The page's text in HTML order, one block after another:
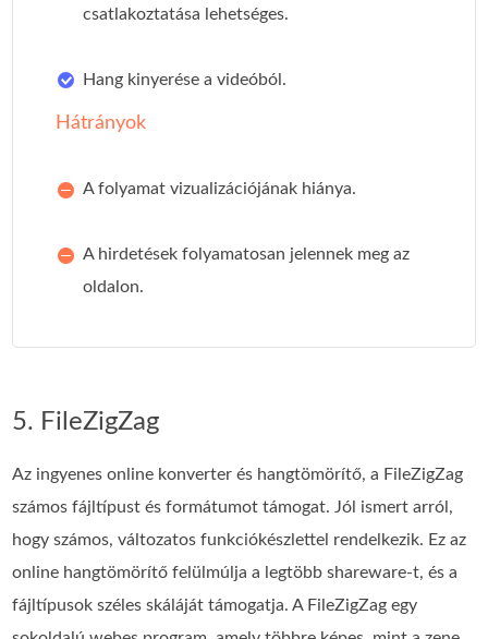
csatlakoztatása lehetséges.
Hang kinyerése a videóból.
Hátrányok
A folyamat vizualizációjának hiánya.
A hirdetések folyamatosan jelennek meg az
oldalon.
5. FileZigZag
Az ingyenes online konverter és hangtömörítő, a FileZigZag
számos fájltípust és formátumot támogat. Jól ismert arról,
hogy számos, változatos funkciókészlettel rendelkezik. Ez az
online hangtömörítő felülmúlja a legtöbb shareware-t, és a
fájltípusok széles skáláját támogatja. A FileZigZag egy